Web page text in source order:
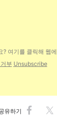
? 여기를 클릭해 웹에
부 Unsubscribe
유하기